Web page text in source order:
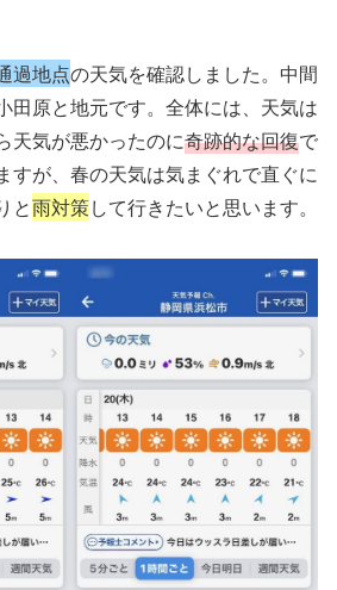
過地点の天気を確認しました。中間
田原と地元です。全体には、天気は
天気が悪かったのに奇跡的な回復で
すが、春の天気は気まぐれで直ぐに
と雨対策して行きたいと思います。